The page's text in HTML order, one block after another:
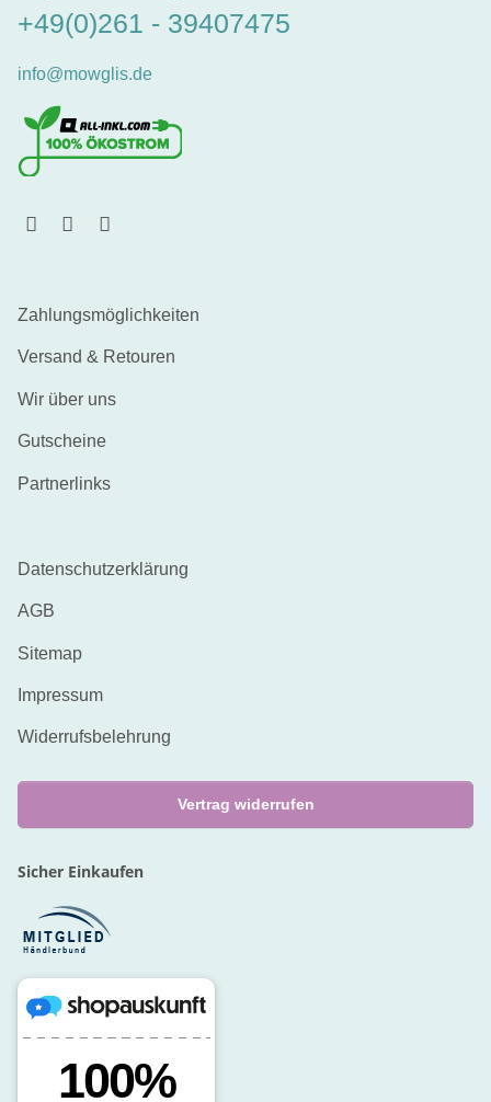
+49(0)261 - 39407475
info@mowglis.de
Zahlungsmöglichkeiten
Versand & Retouren
Wir über uns
Gutscheine
Partnerlinks
Datenschutzerklärung
AGB
Sitemap
Impressum
Widerrufsbelehrung
Vertrag widerrufen
Sicher Einkaufen